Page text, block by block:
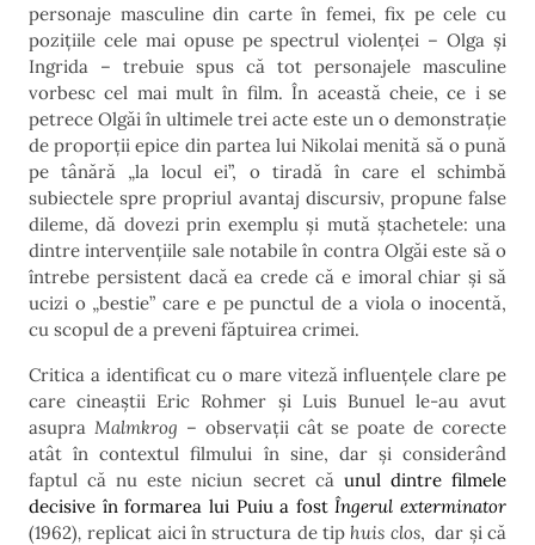
personaje masculine din carte în femei, fix pe cele cu
pozițiile cele mai opuse pe spectrul violenței – Olga și
Ingrida – trebuie spus că tot personajele masculine
vorbesc cel mai mult în film. În această cheie, ce i se
petrece Olgăi în ultimele trei acte este un o demonstrație
de proporții epice din partea lui Nikolai menită să o pună
pe tânără „la locul ei”, o tiradă în care el schimbă
subiectele spre propriul avantaj discursiv, propune false
dileme, dă dovezi prin exemplu și mută ștachetele: una
dintre intervențiile sale notabile în contra Olgăi este să o
întrebe persistent dacă ea crede că e imoral chiar și să
ucizi o „bestie” care e pe punctul de a viola o inocentă,
cu scopul de a preveni făptuirea crimei.
Critica a identificat cu o mare viteză influențele clare pe
care cineaștii Eric Rohmer și Luis Bunuel le-au avut
asupra Malmkrog – observații cât se poate de corecte
atât în contextul filmului în sine, dar și considerând
faptul că nu este niciun secret căunul dintre filmele
decisive în formarea lui Puiu a fostÎngerul exterminator
(1962), replicat aici în structura de tiphuis clos, dar și că